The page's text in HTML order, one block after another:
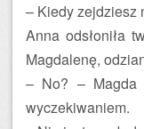
– Kiedy zejdziesz
Anna odsłoniła
Magdalenę,
– No? – Magda
wyczekiwaniem.